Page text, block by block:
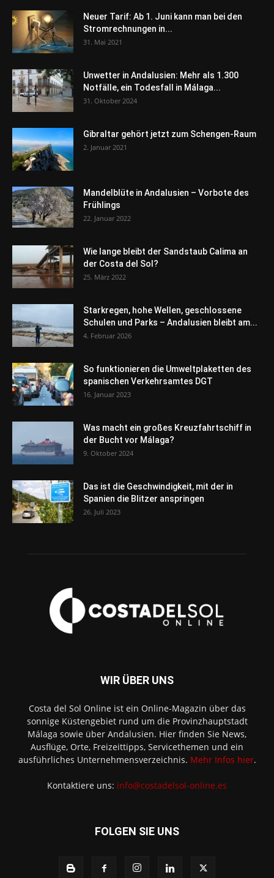
Neuer Tarif: Ab 1. Juni kann man bei den
Stromrechnungen in...
31. Mai 2021
Unwetter in Andalusien: Mehr als 1.300
Notfälle, ein Todesfall in Málaga...
31. Oktober 2024
Gibraltar gehört jetzt zum Schengen-Raum
2. Januar 2021
Mandelblüte in Andalusien – Vorbote des
Frühlings
22. Januar 2022
Wie lange bleibt der Sandstaub Calima an
der Costa del Sol?
25. März 2022
Starkregen, hohe Wellen, geschlossene
Schulen und Parks – Andalusien bleibt am...
4. Februar 2026
So funktionieren die Umweltplaketten des
spanischen Verkehrsamtes DGT
16. Januar 2023
Was macht ein großes Kreuzfahrtschiff in
der Bucht vor Málaga?
9. Oktober 2024
Das ist die Geschwindigkeit, mit der in
Spanien die Blitzer anspringen
26. Juli 2023
WIR ÜBER UNS
Costa del Sol Online ist ein Online-Magazin über das
sonnige Küstengebiet rund um die Provinzhauptstadt
Málaga sowie über Andalusien. Hier finden Sie News,
Ausflüge, Orte, Freizeittipps, Servicethemen und ein
ausführliches Unternehmensverzeichnis. Mehr Infos hier.
Kontaktiere uns: info@costadelsol-online.es
FOLGEN SIE UNS